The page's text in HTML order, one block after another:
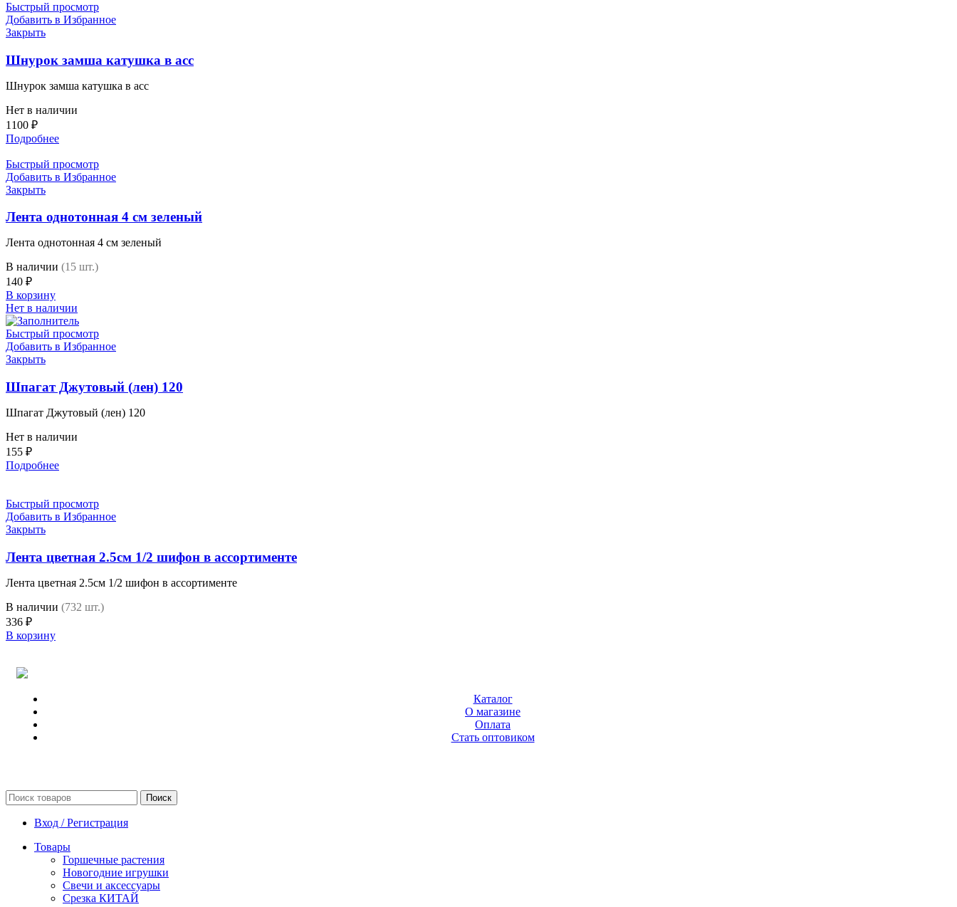
Быстрый просмотр
Добавить в Избранное
Закрыть
Шнурок замша катушка в асс
Шнурок замша катушка в асс
Нет в наличии
1100 ₽
Подробнее
Быстрый просмотр
Добавить в Избранное
Закрыть
Лента однотонная 4 см зеленый
Лента однотонная 4 см зеленый
В наличии (15 шт.)
140 ₽
В корзину
Нет в наличии
Быстрый просмотр
Добавить в Избранное
Закрыть
Шпагат Джутовый (лен) 120
Шпагат Джутовый (лен) 120
Нет в наличии
155 ₽
Подробнее
Быстрый просмотр
Добавить в Избранное
Закрыть
Лента цветная 2.5см 1/2 шифон в ассортименте
Лента цветная 2.5см 1/2 шифон в ассортименте
В наличии (732 шт.)
336 ₽
В корзину
Каталог
О магазине
Оплата
Стать оптовиком
Поиск
Вход / Регистрация
Товары
Горшечные растения
Новогодние игрушки
Свечи и аксессуары
Срезка КИТАЙ